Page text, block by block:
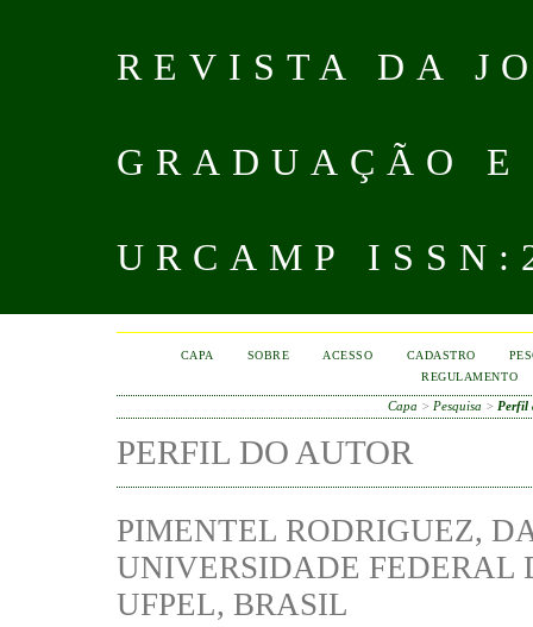
REVISTA DA
GRADUAÇÃO
URCAMP
CAPA SOBRE ACESSO CADASTRO
REGULAMENTO
Capa > Pesquisa > Perfil
PERFIL DO AUTOR
PIMENTEL RODRIGUEZ,
UNIVERSIDADE FEDERAL
UFPEL, BRASIL